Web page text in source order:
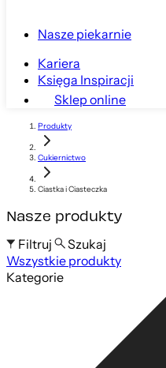
Nasze piekarnie
Kariera
Księga Inspiracji
Sklep online
Produkty
Cukiernictwo
Ciastka i Ciasteczka
Nasze produkty
Filtruj
Szukaj
Wszystkie produkty
Szukaj po nazwie produktu
Kategorie